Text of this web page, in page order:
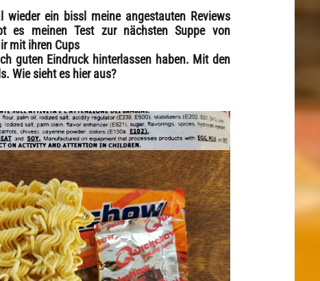
wieder ein bissl meine angestauten Reviews
es meinen Test zur nächsten Suppe von
mit ihren Cups
guten Eindruck hinterlassen haben. Mit den
Wie sieht es hier aus?